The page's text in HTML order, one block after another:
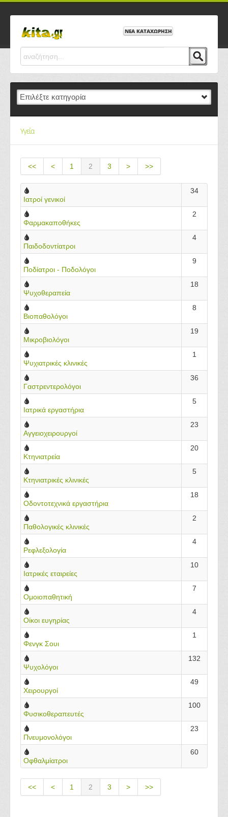
ΝΕΑ ΚΑΤΑΧΩΡΗΣΗ
Υγεία
<< < 1 2 3 > >>
Ιατροί γενικοί
34
Φαρμακαποθήκες
2
Παιδοδοντίατροι
4
Ποδίατροι - Ποδολόγοι
9
Ψυχοθεραπεία
18
Βιοπαθολόγοι
8
Μικροβιολόγοι
19
Ψυχιατρικές κλινικές
1
Γαστρεντερολόγοι
36
Ιατρικά εργαστήρια
5
Αγγειοχειρουργοί
23
Κτηνιατρεία
20
Κτηνιατρικές κλινικές
5
Οδοντοτεχνικά εργαστήρια
18
Παθολογικές κλινικές
2
Ρεφλεξολογία
4
Ιατρικές εταιρείες
10
Ομοιοπαθητική
7
Οίκοι ευγηρίας
4
Φενγκ Σουι
1
Ψυχολόγοι
132
Χειρουργοί
49
Φυσικοθεραπευτές
100
Πνευμονολόγοι
23
Οφθαλμίατροι
60
<< < 1 2 3 > >>